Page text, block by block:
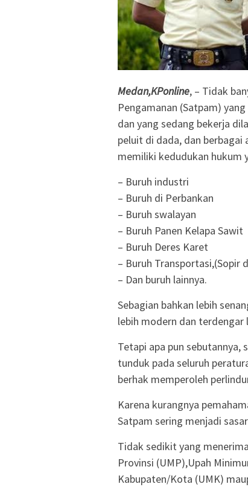
Medan,KPonline, – Tidak
Pengamanan (Satpam)
dan yang sedang bekerja
peluit di dada, dan berbagai
memiliki kedudukan hukum
– Buruh industri
– Buruh di Perbankan
– Buruh swalayan
– Buruh Panen Kelapa Sawit
– Buruh Deres Karet
– Buruh Transportasi,(Sopir
– Dan buruh lainnya.
Sebagian bahkan lebih
lebih modern dan terdengar
Tetapi apa pun
tunduk pada seluruh
berhak memperoleh
Karena kurangnya
Satpam sering menjadi
Tidak sedikit yang
Provinsi (UMP),Upah
Kabupaten/Kota (UMK)